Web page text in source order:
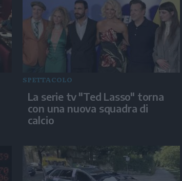
SPETTACOLO
La serie tv "Ted Lasso" torna
con una nuova squadra di
calcio